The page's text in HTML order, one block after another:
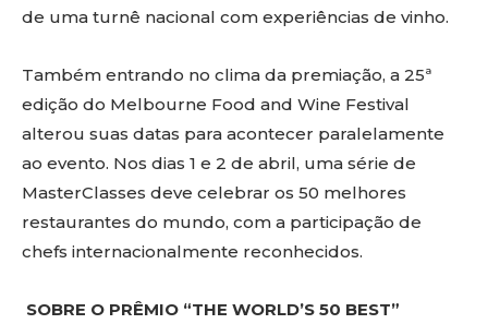
de uma turnê nacional com experiências de vinho.
Também entrando no clima da premiação, a 25ª
edição do Melbourne Food and Wine Festival
alterou suas datas para acontecer paralelamente
ao evento. Nos dias 1 e 2 de abril, uma série de
MasterClasses deve celebrar os 50 melhores
restaurantes do mundo, com a participação de
chefs internacionalmente reconhecidos.
SOBRE O PRÊMIO “THE WORLD’S 50 BEST”